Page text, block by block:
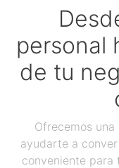
personal
de tu
Ofrecemos
ayudarte a
conveniente para